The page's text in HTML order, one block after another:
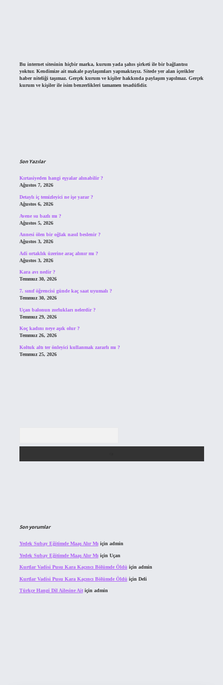
Bu internet sitesinin hiçbir marka, kurum yada şahıs şirketi ile bir bağlantısı
yoktur. Kendimize ait makale paylaşımları yapmaktayız. Sitede yer alan içerikler
haber niteliği taşımaz. Gerçek kurum ve kişiler hakkında paylaşım yapılmaz. Gerçek
kurum ve kişiler ile isim benzerlikleri tamamen tesadüfidir.
Son Yazılar
Kırtasiyeden hangi eşyalar alınabilir ?
Ağustos 7, 2026
Detaylı iç temizleyici ne işe yarar ?
Ağustos 6, 2026
Avene su bazlı mı ?
Ağustos 5, 2026
Annesi ölen bir oğlak nasıl beslenir ?
Ağustos 3, 2026
Adi ortaklık üzerine araç alınır mı ?
Ağustos 3, 2026
Kara avı nedir ?
Temmuz 30, 2026
7. sınıf öğrencisi günde kaç saat uyumalı ?
Temmuz 30, 2026
Uçan balonun zorlukları nelerdir ?
Temmuz 29, 2026
Koç kadını neye aşık olur ?
Temmuz 26, 2026
Koltuk altı ter önleyici kullanmak zararlı mı ?
Temmuz 25, 2026
Son yorumlar
Yedek Subay Eğitimde Maaş Alır Mı için admin
Yedek Subay Eğitimde Maaş Alır Mı için Uçan
Kurtlar Vadisi Pusu Kara Kaçıncı Bölümde Öldü için admin
Kurtlar Vadisi Pusu Kara Kaçıncı Bölümde Öldü için Deli
Türkçe Hangi Dil Ailesine Aitiçin admin